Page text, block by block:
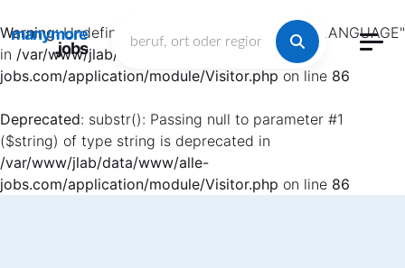
Warning: Undefined array key "HTTP_ACCEPT_LANGUAGE"
in /var/www/jlab/data/www/alle-
jobs.com/application/module/Visitor.php on line 86
Deprecated: substr(): Passing null to parameter #1
($string) of type string is deprecated in
/var/www/jlab/data/www/alle-
jobs.com/application/module/Visitor.php on line 86
manymore
.jobs